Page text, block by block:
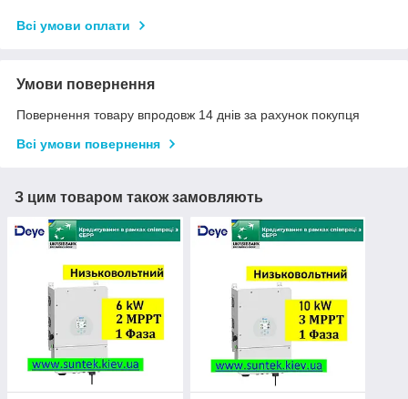
Всі умови оплати
Умови повернення
Повернення товару впродовж 14 днів за рахунок покупця
Всі умови повернення
З цим товаром також замовляють